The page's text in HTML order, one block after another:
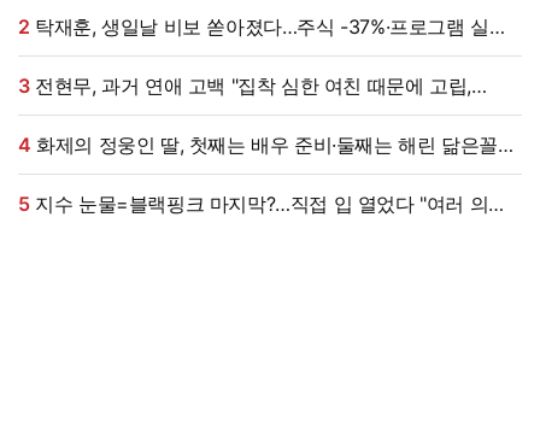
2
'날벼락' (미우새)
3전현무, 과거 연애 고백 "집착 심한 여친 때문에 고립,
친구들이 연락 끊어" (내사패)
4
근황 '눈길' [엑's 이슈]
5지수 눈물=블랙핑크 마지막?…직접 입 열었다 "여러 의미